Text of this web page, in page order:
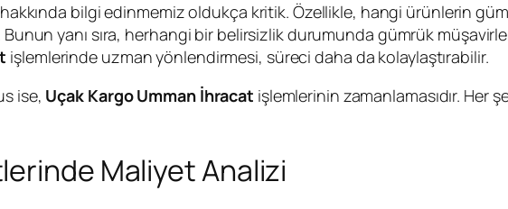
bilgi edinmemiz oldukça kritik. Özellikle, hangi ürünlerin
yanı sıra, herhangi bir belirsizlik durumunda gümrük
işlemlerinde uzman yönlendirmesi, süreci daha da kolaylaştırabilir.
ise, Uçak Kargo Umman İhracat işlemlerinin zamanlamasıdır. Her
Maliyet Analizi